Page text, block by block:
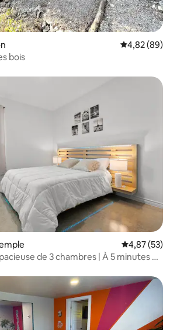
Évaluation
4,82 (89)
bois
Évaluation
4,87 (53)
de 3 chambres | À 5 minutes de